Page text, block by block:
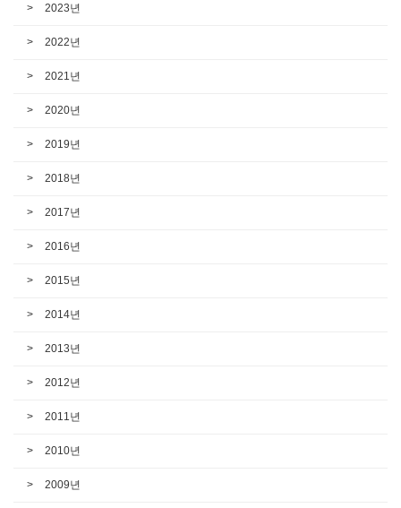
2023년
2022년
2021년
2020년
2019년
2018년
2017년
2016년
2015년
2014년
2013년
2012년
2011년
2010년
2009년